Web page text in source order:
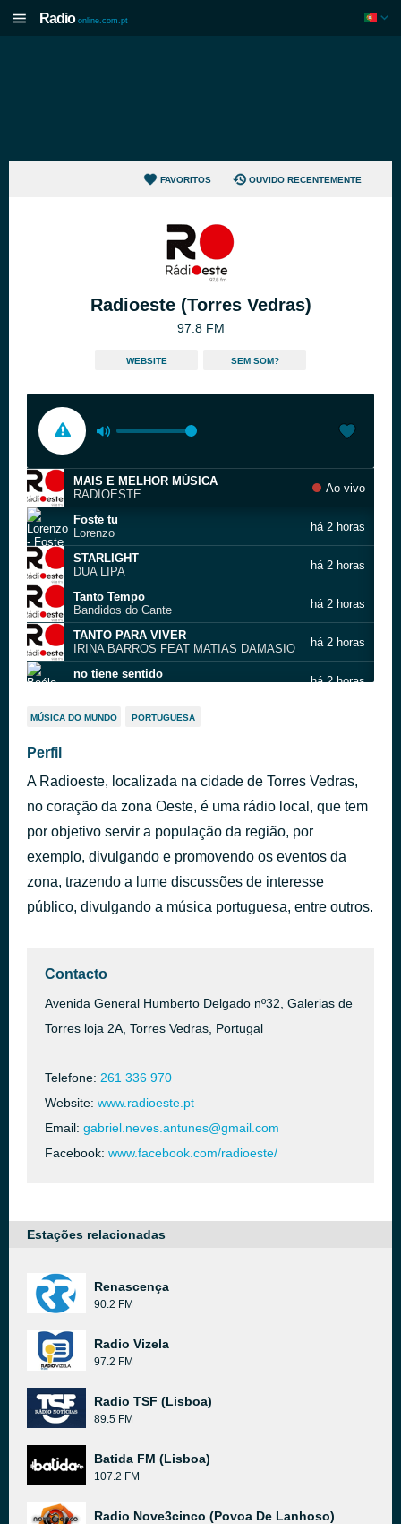
Radio online.com.pt
FAVORITOS OUVIDO RECENTEMENTE
Radioeste (Torres Vedras)
97.8 FM
WEBSITE SEM SOM?
MAIS E MELHOR MÚSICA
RADIOESTE
Ao vivo
Foste tu
Lorenzo
há 2 horas
STARLIGHT
DUA LIPA
há 2 horas
Tanto Tempo
Bandidos do Cante
há 2 horas
TANTO PARA VIVER
IRINA BARROS FEAT MATIAS DAMASIO
há 2 horas
no tiene sentido
há 2 horas
SENHORITA
Multa
David Carreira
ETERNOS
BEÉLE FEAT ED SHEERAN KAROL G E SHAKIRA
há 2 horas
MÚSICA DO MUNDO PORTUGUESA
Perfil
A Radioeste, localizada na cidade de Torres Vedras,
no coração da zona Oeste, é uma rádio local, que tem
por objetivo servir a população da região, por
exemplo, divulgando e promovendo os eventos da
zona, trazendo a lume discussões de interesse
público, divulgando a música portuguesa, entre outros.
Contacto
Avenida General Humberto Delgado nº32, Galerias de
Torres loja 2A, Torres Vedras, Portugal
Telefone: 261 336 970
Website: www.radioeste.pt
Email: gabriel.neves.antunes@gmail.com
Facebook: www.facebook.com/radioeste/
Estações relacionadas
Renascença
90.2 FM
Radio Vizela
97.2 FM
Radio TSF (Lisboa)
89.5 FM
Batida FM (Lisboa)
107.2 FM
Radio Nove3cinco (Povoa De Lanhoso)